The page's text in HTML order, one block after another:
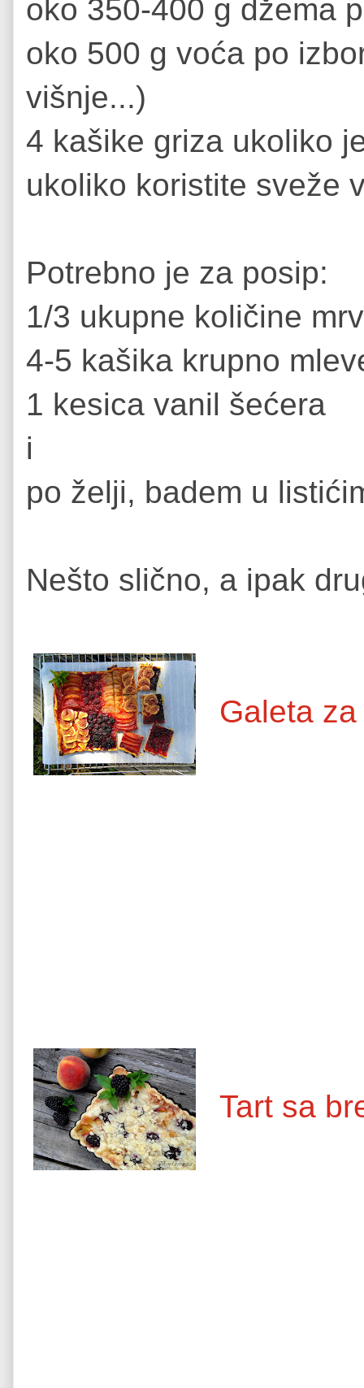
oko 350-400 g džema
oko 500 g voća po
višnje...)
4 kašike griza ukoliko
ukoliko koristite sveže
Potrebno je za posip:
1/3 ukupne količine
4-5 kašika krupno
1 kesica vanil šećera
i
po želji, badem u
Nešto slično, a ipak
Galeta
Tart sa